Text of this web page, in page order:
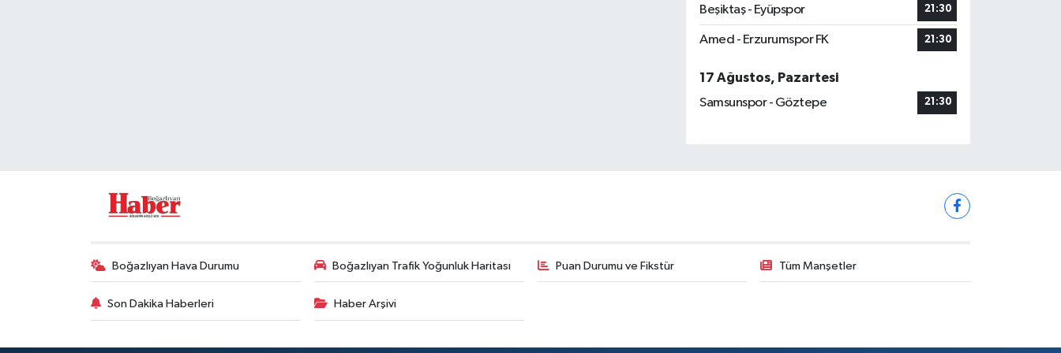
Beşiktaş - Eyüpspor 21:30
Amed - Erzurumspor FK 21:30
17 Ağustos, Pazartesi
Samsunspor - Göztepe
21:30
Boğazlıyan Hava Durumu Boğazlıyan Trafik Yoğunluk Haritası Puan Durumu ve Fikstür Tüm Manşetler
Son Dakika Haberleri Haber Arşivi